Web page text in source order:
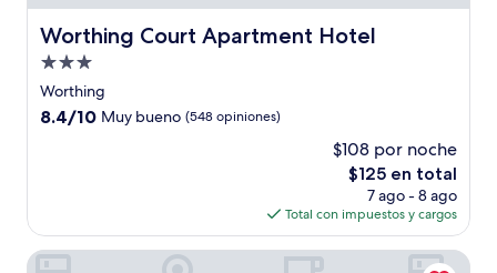
Worthing Court Apartment Hotel
Worthing Court Apartment Hotel
Propiedad
de
3.0
Worthing
8.4
opiniones)
8.4/10 Muy bueno (548 opiniones)
$108 por noche
El
precio
actual
es
de
$125 en total
7 ago - 8 ago
Total con impuestos y cargos
Coral Mist Beach Hotel